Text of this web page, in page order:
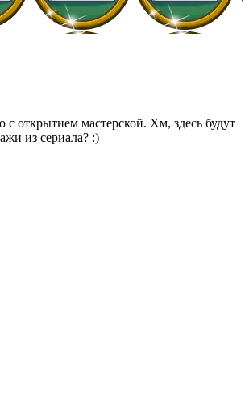
с открытием мастерской. Хм, здесь будут
из сериала? :)